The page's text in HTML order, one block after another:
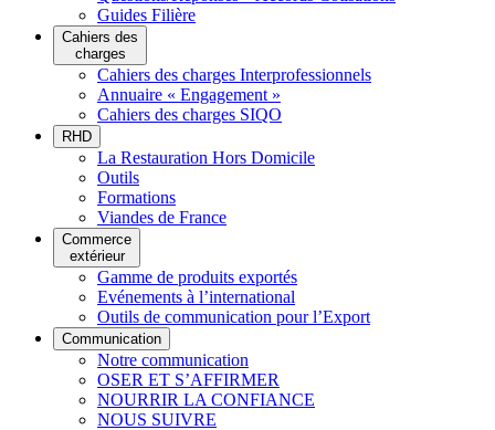
Guides Filière
Cahiers des
charges
Cahiers des charges Interprofessionnels
Annuaire « Engagement »
Cahiers des charges SIQO
RHD
La Restauration Hors Domicile
Outils
Formations
Viandes de France
Commerce
extérieur
Gamme de produits exportés
Evénements à l’international
Outils de communication pour l’Export
Communication
Notre communication
OSER ET S’AFFIRMER
NOURRIR LA CONFIANCE
NOUS SUIVRE